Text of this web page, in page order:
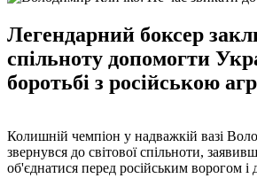
Легендарний боксер
спільноту допомогти
боротьбі з російською
Колишній чемпіон у надважкій вазі
звернувся до світової спільноти,
об'єднатися перед російським ворогом і